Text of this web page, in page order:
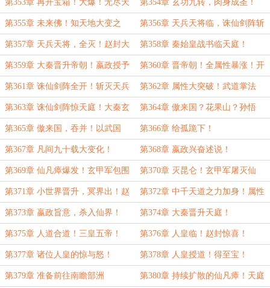
第353章 再开宝箱！大爆！无尽天
兵天将！
第354章 玄功九转，肉身成圣！
第355章 未来佛！知天地大变之
秘！
第356章 天兵天将临，诛仙剑阵斩
仙人！
第357章 天兵天将，全灭！赵封大
突破！
第358章 秦始皇战书临天庭！
第359章 大秦晋升帝朝！嬴政授予
国运权柄！
第360章 晋帝朝！全属性暴涨！开
宝箱大赚！
第361章 诛仙剑阵全开！斩灭天兵
天将！
第362章 属性大突破！武道掌法
境！
第363章 诛仙剑阵惊天庭！大秦玄
甲军为杀入仙界先驱！
第364章 傲来国？花果山？孙悟
空！
第365章 傲来国，吞并！以武国
称！
第366章 给孤跪下！
第367章 凡间九十载大变化！ 第368章 嬴政兴奋述说！
第369章 仙凡瘴爆发！玄甲军包围
昆仑！
第370章 灭昆仑！玄甲军屠灭仙
人！
第371章 小世界晋升，冥界出！赵
封立轮回，炼冥界至宝！
第372章 中千天道之力加身！属性
大突破！大杀器！
第373章 嬴政旨意，杀入仙界！ 第374章 大秦晋升天庭！
第375章 人道合道！三皇五帝！ 第376章 人皇临！赵封惊喜！
第377章 诸位人皇的惊与怒！ 第378章 人皇授道！得至宝！
第379章 准备前往南瞻部洲 第380章 持续扩散的仙凡瘴！天庭